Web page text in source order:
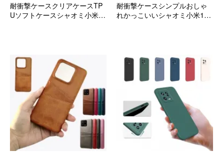
耐衝撃ケースクリアケースTP
Uソフトケースシャオミ小米1
耐衝撃ケースシンプルおしゃ
れかっこいいシャオミ小米13/